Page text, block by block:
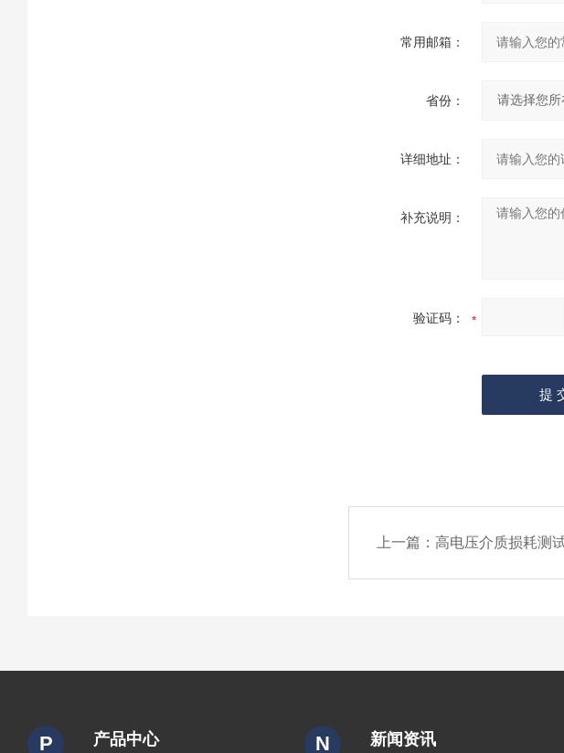
常用邮箱：
省份：
详细地址：
补充说明：
验证码：
上一篇：高电压介质损耗测
P 产品中心 N 新闻资讯